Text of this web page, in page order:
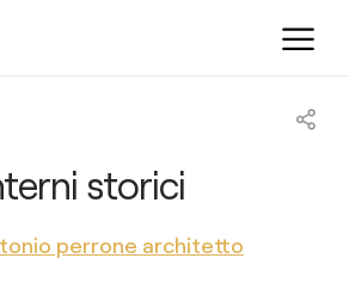
storici
perrone architetto